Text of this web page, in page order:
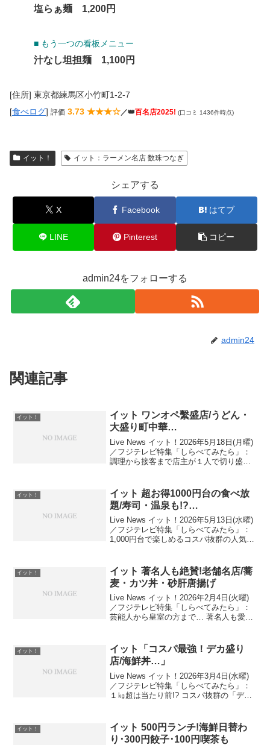
塩らぁ麺 1,200円
■ もう一つの看板メニュー
汁なし坦担麺 1,100円
[住所] 東京都練馬区小竹町1-2-7
[食べログ] 評価 3.73 ★★★☆／👑百名店2025! (口コミ 1436件時点)
イット！ イット：ラーメン名店 数珠つなぎ
シェアする
X Facebook はてブ
LINE Pinterest コピー
admin24をフォローする
admin24
関連記事
イット！
イット ワンオペ繫盛店/うどん・
大盛り町中華…
Live News イット！2026年5月18日(月曜)
／フジテレビ特集「しらべてみたら」：
調理から接客まで店主が１人で切り盛り
玲子アナ、山﨑夕貴アナ …全メニュ
ー...
イット！
イット 超お得1000円台の食べ放
題/寿司・温泉も!?…
Live News イット！2026年5月13日(水曜)
／フジテレビ特集「しらべてみたら」：
1,000円台で楽しめるコスパ抜群の人気食
ナ、山﨑夕貴アナ …お寿司...
イット！
イット 著名人も絶賛!老舗名店/蕎
麦・カツ丼・砂肝唐揚げ
Live News イット！2026年2月4日(火曜)
／フジテレビ特集「しらべてみたら」：
芸能人から皇室の方まで… 著名人も愛し
青井実アナ、榎並大二郎アナ …芥川龍
之介...
イット！
イット「コスパ最強！デカ盛り
店/海鮮丼…」
Live News イット！2026年3月4日(水曜)
／フジテレビ特集「しらべてみたら」：
１㎏超は当たり前!? コスパ抜群の「デカ
実アナ、榎並大二郎アナ …東京：マグ
ロ...
イット！
イット 500円ランチ!海鮮日替わ
り･300円餃子･100円喫茶も